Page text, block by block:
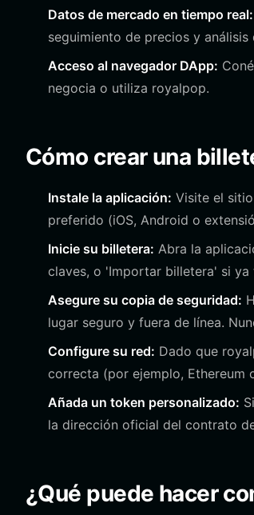
Datos de mercado en tiempo real:
seguimiento de precios y
Acceso al navegador DApp:
negocia o utiliza royalpop.
Cómo crear una
Instale la aplicación: Visite el
preferido (iOS, Android o
Inicie su billetera: Abra la
claves, o 'Importar billetera' si ya
Asegure su copia de seguridad:
lugar seguro y fuera de línea.
Configure su red: Dado que
correcta (por ejemplo, Ethereum
Añada un token personalizado:
la dirección oficial del contrato
¿Qué puede hacer